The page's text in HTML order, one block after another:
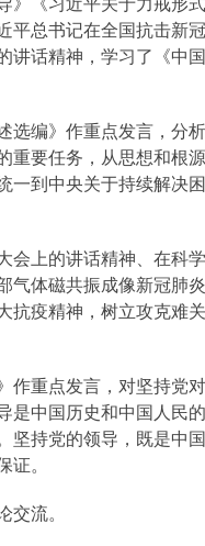
《习近平关于力戒形
平总书记在全国抗击新
话精神，学习了《中
选编》作重点发言，分
要任务，从思想和根
到中央关于持续解决
会上的讲话精神、在科
气体磁共振成像新冠肺
疫精神，树立攻克难
作重点发言，对坚持党
中国历史和中国人民
持党的领导，既是中
证。
交流。